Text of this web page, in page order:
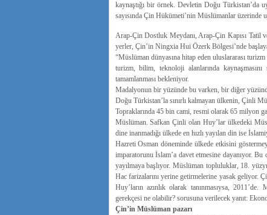
kaynaştığı bir örnek. Devletin Doğu Türkistan’da
sayısında Çin Hükümeti’nin Müslümanlar üzerinde
Arap-Çin Dostluk Meydanı, Arap-Çin Kapısı
yerler, Çin’in Ningxia Hui Özerk Bölgesi’nde
“Müslüman dünyasına hitap eden uluslararası
turizm, bilim, teknoloji alanlarında
tamamlanması bekleniyor.
Madalyonun bir yüzünde bu varken, bir diğer
Doğu Türkistan’la sınırlı kalmayan ülkenin, Çinli
Topraklarında 45 bin cami, resmi olarak 65 milyon
Müslüman. Safkan Çinli olan Huy’lar ülkedeki
dine inanmadığı ülkede en hızlı yayılan din ise
Hazreti Osman döneminde ülkede etkisini
imparatorunu İslam’a davet etmesine dayanıyor.
yayılmaya başlıyor. Müslüman topluluklar, 18.
Hac farizalarını yerine getirmelerine yasak geliyor.
Huy’ların azınlık olarak tanınmasıysa,
gerekçesi ne olabilir? sorusuna verilecek yanıt:
Çin’in Müslü­man pazarı